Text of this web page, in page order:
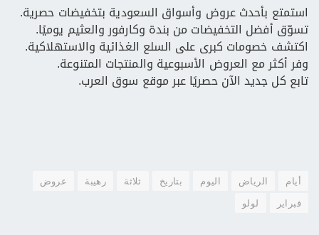
استمتع بأحدث عروض وأسواق السعودية بتخفيضات حصرية.
تسوّق أفضل التخفيضات من بندة وكارفور والعثيم يوميًا.
اكتشف خصومات كبرى على السلع الغذائية والاستهلاكية.
وفر أكثر مع العروض الأسبوعية والمنتجات المتنوعة.
تابع كل جديد الآن حصريًا عبر موقع سوق العرب.
أيام الرياض اليوم بتاريخ ثلاثة رهيبة
عروض
فبراير
لولو